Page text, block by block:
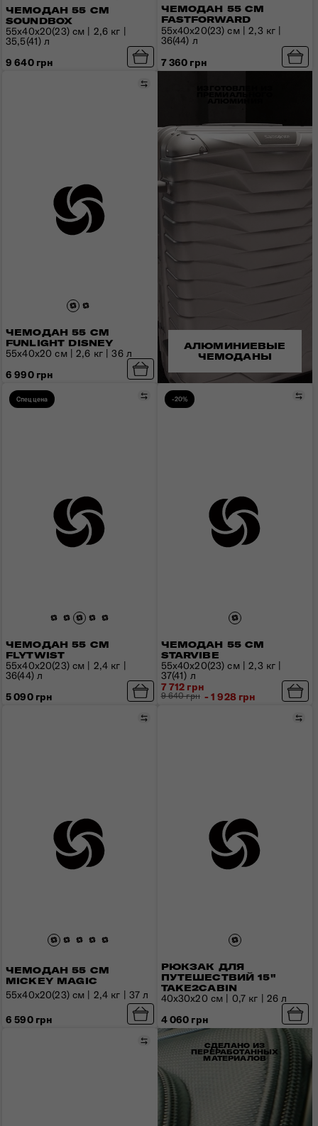
ЧЕМОДАН 55 СМ
SOUNDBOX
55x40x20(23) см | 2,6 кг |
35,5(41) л
9 640 грн
ЧЕМОДАН 55 СМ
FASTFORWARD
55х40х20(23) см | 2,3 кг |
36(44) л
7 360 грн
ЧЕМОДАН 55 СМ
FUNLIGHT DISNEY
Сравнить
55х40х20 см | 2,6 кг | 36 л
6 990 грн
Спеццена
ЧЕМОДАН 55 СМ
FLYTWIST
Сравнить
55х40х20(23) см | 2,4 кг |
36(44) л
5 090 грн
-20%
ЧЕМОДАН 55 СМ
STARVIBE
55x40x20(23) см | 2,3 кг |
37(41) л
7 712 грн
9 640 грн - 1 928 грн
ЧЕМОДАН 55 СМ
MICKEY MAGIC
Сравнить
55x40x20(23) см | 2,4 кг | 37 л
6 590 грн
РЮКЗАК ДЛЯ
ПУТЕШЕСТВИЙ 15"
TAKE2CABIN
40x30x20 см | 0,7 кг | 26 л
4 060 грн
Сравнить
АЛЮМИНИЕВЫЕ
ЧЕМОДАНЫ
СДЕЛАНО ИЗ
ПЕРЕРАБОТАННЫХ
МАТЕРИАЛОВ